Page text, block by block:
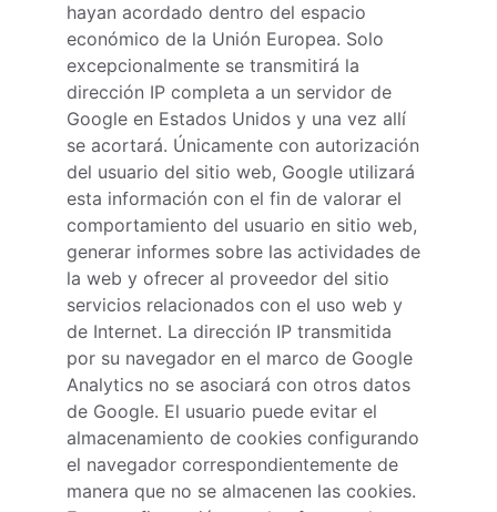
hayan acordado dentro del espacio
económico de la Unión Europea. Solo
excepcionalmente se transmitirá la
dirección IP completa a un servidor de
Google en Estados Unidos y una vez allí
se acortará. Únicamente con autorización
del usuario del sitio web, Google utilizará
esta información con el fin de valorar el
comportamiento del usuario en sitio web,
generar informes sobre las actividades de
la web y ofrecer al proveedor del sitio
servicios relacionados con el uso web y
de Internet. La dirección IP transmitida
por su navegador en el marco de Google
Analytics no se asociará con otros datos
de Google. El usuario puede evitar el
almacenamiento de cookies configurando
el navegador correspondientemente de
manera que no se almacenen las cookies.